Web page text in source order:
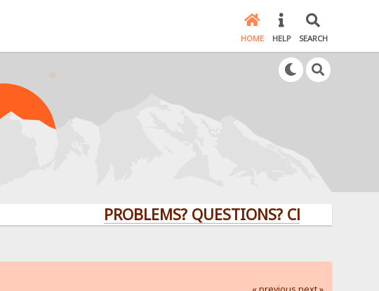
HOME HELP SEARCH
PROBLEMS? QUESTIONS? CLICK HERE!